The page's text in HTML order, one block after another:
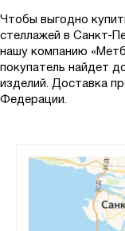
Чтобы выгодно
стеллажей в Санкт-
нашу компанию
покупатель найдет
изделий. Доставка
Федерации.